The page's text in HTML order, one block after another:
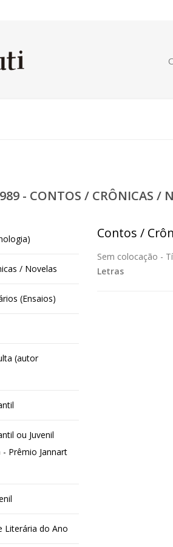
- CONTOS / CRÔNICAS /
Contos /
Sem colocação -
Letras
/ Novelas
(Ensaios)
(autor
ou Juvenil
Prêmio Jannart
Literária do Ano